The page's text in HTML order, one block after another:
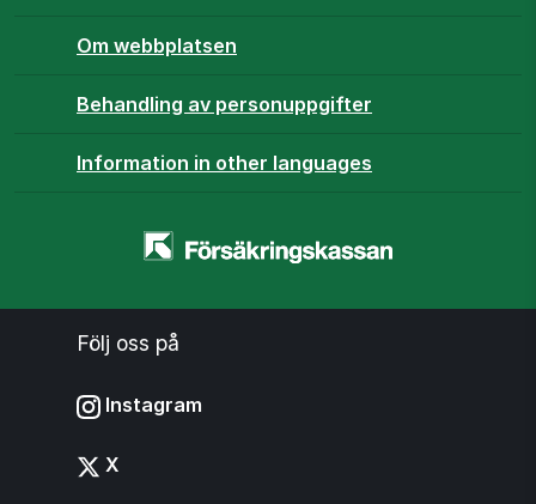
Om webbplatsen
Behandling av personuppgifter
Information in other languages
Startsidan
Följ oss på
Instagram
X